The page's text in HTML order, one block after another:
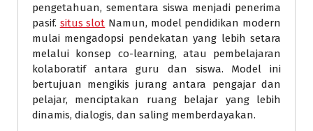
pengetahuan, sementara siswa menjadi penerima
pasif. situs slot Namun, model pendidikan modern
mulai mengadopsi pendekatan yang lebih setara
melalui konsep co-learning, atau pembelajaran
kolaboratif antara guru dan siswa. Model ini
bertujuan mengikis jurang antara pengajar dan
pelajar, menciptakan ruang belajar yang lebih
dinamis, dialogis, dan saling memberdayakan.